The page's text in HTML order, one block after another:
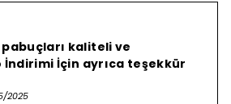
pabuçları kaliteli ve
İndirimi İçin ayrıca teşekkür
2025